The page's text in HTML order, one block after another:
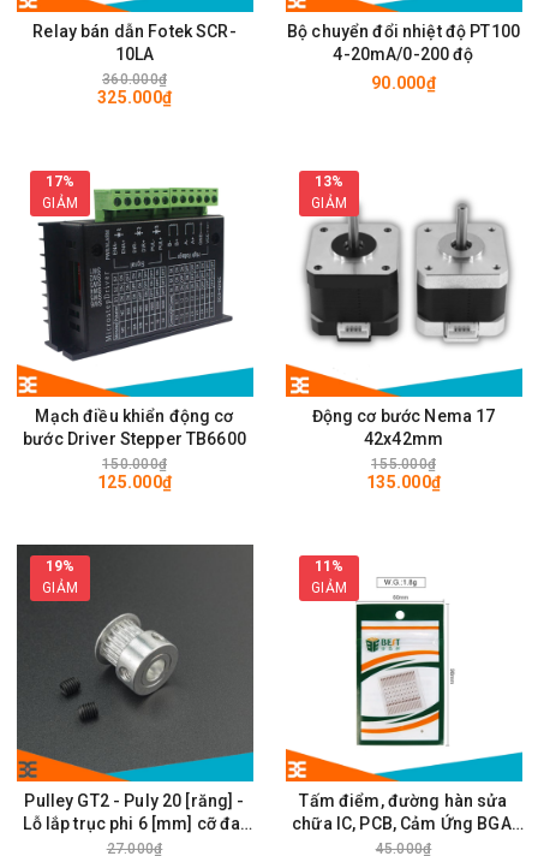
Relay bán dẫn Fotek SCR-
10LA
360.000₫
325.000₫
Bộ chuyển đổi nhiệt độ PT100
4-20mA/0-200 độ
90.000₫
17%
GIẢM
Mạch điều khiển động cơ
bước Driver Stepper TB6600
150.000₫
125.000₫
13%
GIẢM
Động cơ bước Nema 17
42x42mm
155.000₫
135.000₫
19%
GIẢM
Pulley GT2 - Puly 20 [răng] -
Lỗ lắp trục phi 6 [mm] cỡ đai
rộng 6mm
27.000₫
11%
GIẢM
Tấm điểm, đường hàn sửa
chữa IC, PCB, Cảm Ứng BGA,
Vân Tay Điện Thoại, Pad - Best
45.000₫